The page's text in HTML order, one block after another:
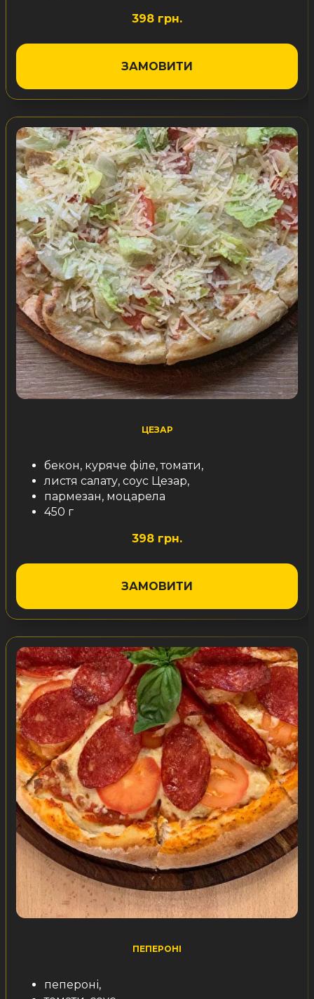
398 грн.
ЗАМОВИТИ
ЦЕЗАР
бекон, куряче філе, томати,
листя салату, соус Цезар,
пармезан, моцарела
450 г
398 грн.
ЗАМОВИТИ
ПЕПЕРОНІ
пепероні,